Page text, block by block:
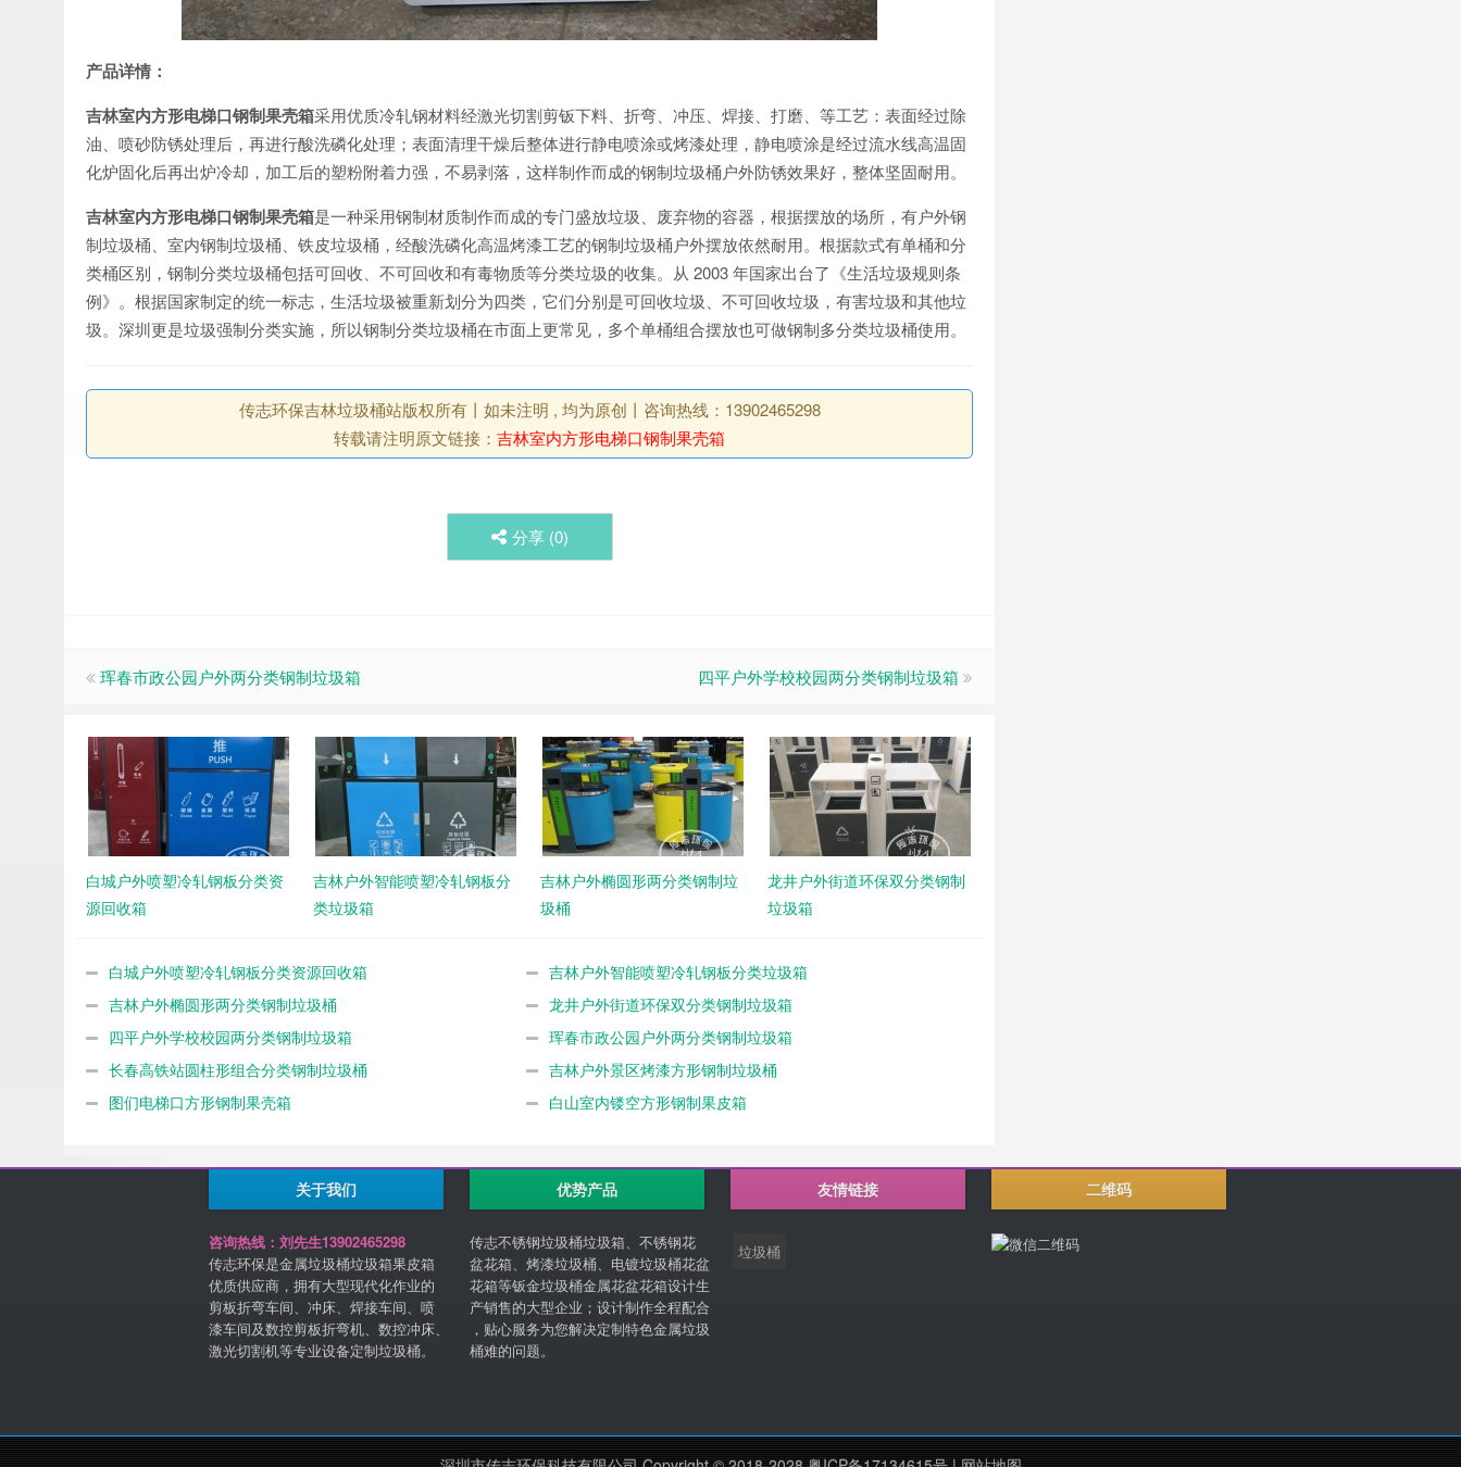
产品详情：
吉林室内方形电梯口钢制果壳箱采用优质冷轧钢材料经激光切割剪钣下料、折弯、冲压、焊接、打磨、等工艺：表面经过除
油、喷砂防锈处理后，再进行酸洗磷化处理；表面清理干燥后整体进行静电喷涂或烤漆处理，静电喷涂是经过流水线高温固
化炉固化后再出炉冷却，加工后的塑粉附着力强，不易剥落，这样制作而成的钢制垃圾桶户外防锈效果好，整体坚固耐用。
吉林室内方形电梯口钢制果壳箱是一种采用钢制材质制作而成的专门盛放垃圾、废弃物的容器，根据摆放的场所，有户外钢
制垃圾桶、室内钢制垃圾桶、铁皮垃圾桶，经酸洗磷化高温烤漆工艺的钢制垃圾桶户外摆放依然耐用。根据款式有单桶和分
类桶区别，钢制分类垃圾桶包括可回收、不可回收和有毒物质等分类垃圾的收集。从 2003 年国家出台了《生活垃圾规则条
例》。根据国家制定的统一标志，生活垃圾被重新划分为四类，它们分别是可回收垃圾、不可回收垃圾，有害垃圾和其他垃
圾。深圳更是垃圾强制分类实施，所以钢制分类垃圾桶在市面上更常见，多个单桶组合摆放也可做钢制多分类垃圾桶使用。
传志环保吉林垃圾桶站版权所有丨如未注明 , 均为原创丨咨询热线：13902465298
转载请注明原文链接： 吉林室内方形电梯口钢制果壳箱
分享 (0)
珲春市政公园户外两分类钢制垃圾箱 四平户外学校校园两分类钢制垃圾箱
白城户外喷塑冷轧钢板分类资
源回收箱
吉林户外智能喷塑冷轧钢板分
类垃圾箱
吉林户外椭圆形两分类钢制垃
圾桶
龙井户外街道环保双分类钢制
垃圾箱
白城户外喷塑冷轧钢板分类资源回收箱
吉林户外智能喷塑冷轧钢板分类垃圾箱
吉林户外椭圆形两分类钢制垃圾桶
龙井户外街道环保双分类钢制垃圾箱
四平户外学校校园两分类钢制垃圾箱
珲春市政公园户外两分类钢制垃圾箱
长春高铁站圆柱形组合分类钢制垃圾桶
吉林户外景区烤漆方形钢制垃圾桶
图们电梯口方形钢制果壳箱
白山室内镂空方形钢制果皮箱
关于我们
咨询热线：刘先生13902465298
传志环保是金属垃圾桶垃圾箱果皮箱
优质供应商，拥有大型现代化作业的
剪板折弯车间、冲床、焊接车间、喷
漆车间及数控剪板折弯机、数控冲床、
激光切割机等专业设备定制垃圾桶。
优势产品
传志不锈钢垃圾桶垃圾箱、不锈钢花
盆花箱、烤漆垃圾桶、电镀垃圾桶花盆
花箱等钣金垃圾桶金属花盆花箱设计生
产销售的大型企业；设计制作全程配合
，贴心服务为您解决定制特色金属垃圾
桶难的问题。
友情链接
垃圾桶
二维码